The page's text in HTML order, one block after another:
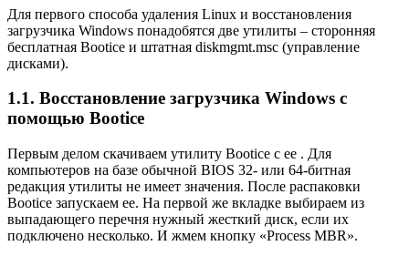
Для первого способа удаления Linux и восстановления
загрузчика Windows понадобятся две утилиты – сторонняя
бесплатная Bootice и штатная diskmgmt.msc (управление
дисками).
1.1. Восстановление загрузчика Windows с
помощью Bootice
Первым делом скачиваем утилиту Bootice с ее . Для
компьютеров на базе обычной BIOS 32- или 64-битная
редакция утилиты не имеет значения. После распаковки
Bootice запускаем ее. На первой же вкладке выбираем из
выпадающего перечня нужный жесткий диск, если их
подключено несколько. И жмем кнопку «Process MBR».